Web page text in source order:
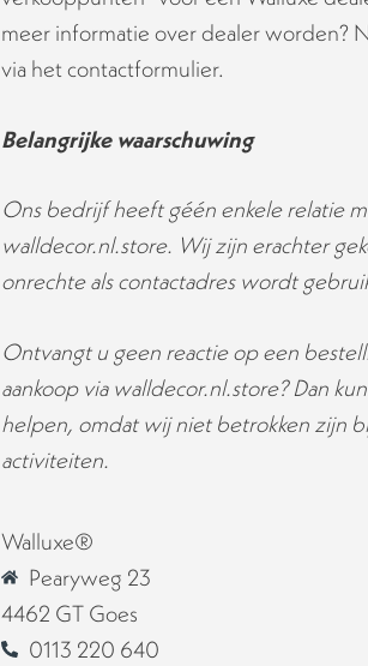
meer informatie over dealer worden?
via het contactformulier.
Belangrijke waarschuwing
Ons bedrijf heeft géén enkele relatie
walldecor.nl.store. Wij zijn erachter
onrechte als contactadres wordt
Ontvangt u geen reactie op een
aankoop via walldecor.nl.store? Dan
helpen, omdat wij niet betrokken zijn
activiteiten.
Walluxe®
Pearyweg 23
4462 GT Goes
0113 220 640